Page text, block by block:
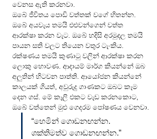
වෙනස ඇති කරනවා.
ඔබේ ජීවිතය පොඩි වත්තක් වගේ හිතන්න.
ඔබේ අයවැය තමයි එළුවන්ගෙන් වත්ත
ආරක්ෂා කරන වැට. ඔබේ හදිසි අරමුදල තමයි
පායන සති වලට තියෙන වතුර ටැංකිය.
රක්ෂණය තමයි කුණාටු වලින් ආරක්ෂා කරන
ලොකු හොවණ. ආදායම් මාර්ග කියන්නේ ඔබ
අලුතින් හිටවන පාත්ති. ආයෝජන කියන්නේ
කාලයක් ගියත්, අවුරුදු ගාණකට ඔබට කෑම
දෙන ගස්. මේ කෑලි එකට වැඩ කරනකොට,
ඔබේ වත්තෙන් මුළු ගෙදරම පෝෂණය වෙනවා.
“හෙමින් ගොඩනඟන්න.
ශක්තිමත්ව ගොඩනඟන්න.”